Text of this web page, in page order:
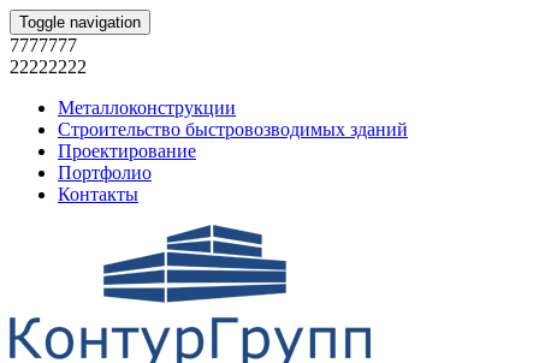
Toggle navigation
7777777
22222222
Металлоконструкции
Строительство быстровозводимых зданий
Проектирование
Портфолио
Контакты